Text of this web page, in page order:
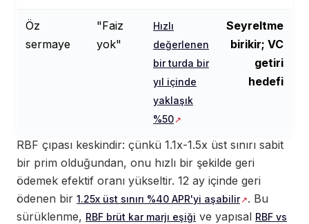
Öz
sermaye
"Faiz
yok"
Hızlı
değerlenen
bir turda bir
yıl içinde
yaklaşık
%50
Seyreltme
birikir; VC
getiri
hedefi
RBF çıpası keskindir: çünkü 1.1x-1.5x üst sınırı sabit
bir prim olduğundan, onu hızlı bir şekilde geri
ödemek efektif oranı yükseltir. 12 ay içinde geri
ödenen bir 1.25x üst sınırı %40 APR'yi aşabilir
. Bu
sürüklenme, RBF brüt kar marjı eşiği ve yapısal RBF vs